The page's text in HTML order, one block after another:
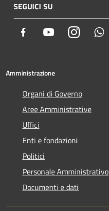
SEGUICI SU
Facebook YoutubeInstagram
Amministrazione
Organi di Governo
Aree Amministrative
Uffici
Enti e fondazioni
Politici
Personale Amministrativo
Documenti e dati